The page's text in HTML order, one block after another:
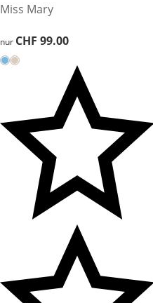
Miss Mary
CHF 99.00
nur CHF 99.00